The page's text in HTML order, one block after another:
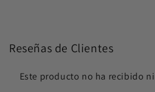
Reseñas de Clientes
Este producto no ha recibido